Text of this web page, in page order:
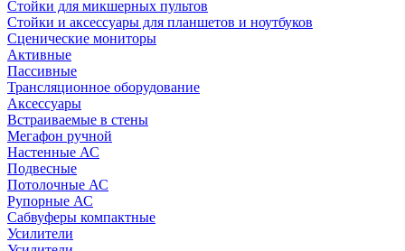
Стойки для микшерных пультов
Стойки и аксессуары для планшетов и ноутбуков
Сценические мониторы
Активные
Пассивные
Трансляционное оборудование
Аксессуары
Встраиваемые в стены
Мегафон ручной
Настенные АС
Подвесные
Потолочные АС
Рупорные АС
Сабвуферы компактные
Усилители